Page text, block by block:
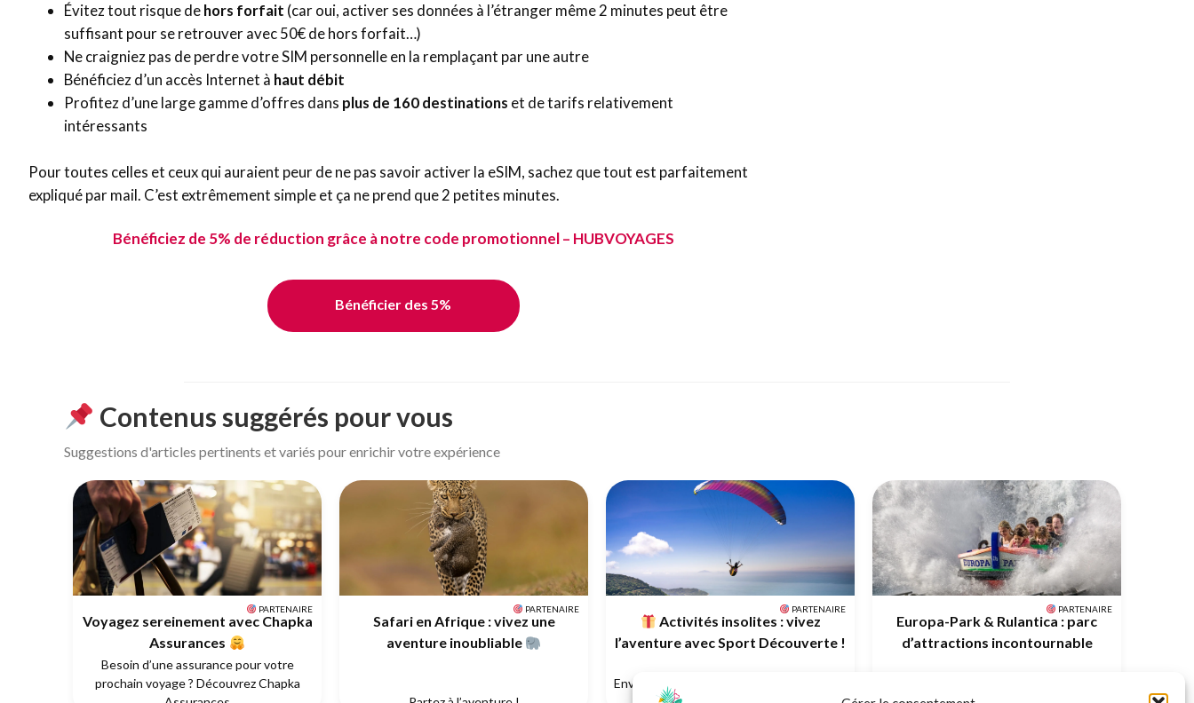
Évitez tout risque dehors forfait (car oui, activer ses données à l’étranger même 2 minutes peut être
suffisant pour se retrouver avec 50€ de hors forfait…)
Ne craigniez pas de perdre votre SIM personnelle en la remplaçant par une autre
Bénéficiez d’un accès Internet à haut débit
Profitez d’une large gamme d’offres dans plus de 160 destinations et de tarifs relativement
intéressants
Pour toutes celles et ceux qui auraient peur de ne pas savoir activer la eSIM, sachez que tout est parfaitement
expliqué par mail. C’est extrêmement simple et ça ne prend que 2 petites minutes.
Bénéficiez de 5% de réduction grâce à notre code promotionnel – HUBVOYAGES
Bénéficier des 5%
Contenus suggérés pour vous
Suggestions d'articles pertinents et variés pour enrichir votre expérience
PARTENAIRE
Voyagez sereinement avec Chapka
Assurances
Besoin d’une assurance pour votre
prochain voyage ? Découvrez Chapka
PARTENAIRE
Safari en Afrique : vivez une
aventure inoubliable
PARTENAIRE
Activités insolites : vivez
l’aventure avec Sport Découverte !
Envie d’une idée cadeau originale ou d’une
PARTENAIRE
Europa-Park & Rulantica : parc
d’attractions incontournable